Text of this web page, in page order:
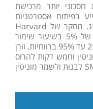
חסכוני יותר מרכישת
בפיתוח אסטרטגיות
לשימור לקוחות ולבניית נאמנות מותג. מחקר של Harvard
Business Review הראה כי עלייה של 5% בשיעור שימור
הלקוחות יכולה להוביל לעלייה של 25% עד 95% ברווחיות. וורן
לבנות מוניטין וחמש דקות להרוס
אותו". יועץ אסטרטגי עוזר לחברות SMB לבנות ולשמר מוניטין